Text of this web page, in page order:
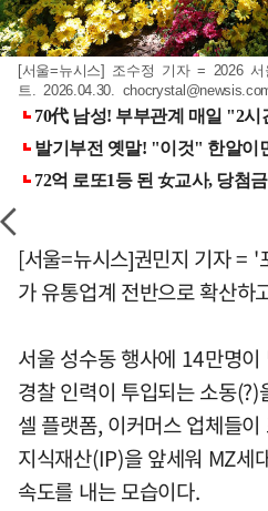
[서울=뉴시스] 조수정 기자 = 2026
트. 2026.04.30.
[서울=뉴시스]권민지 기자 =
가 유통업계 전반으로 확산하
서울 성수동 행사에 14만명
경찰 인력이 투입되는 소동
셀 플랫폼, 이커머스 업체들
지식재산(IP)을 앞세워 MZ세
속도를 내는 모습이다.